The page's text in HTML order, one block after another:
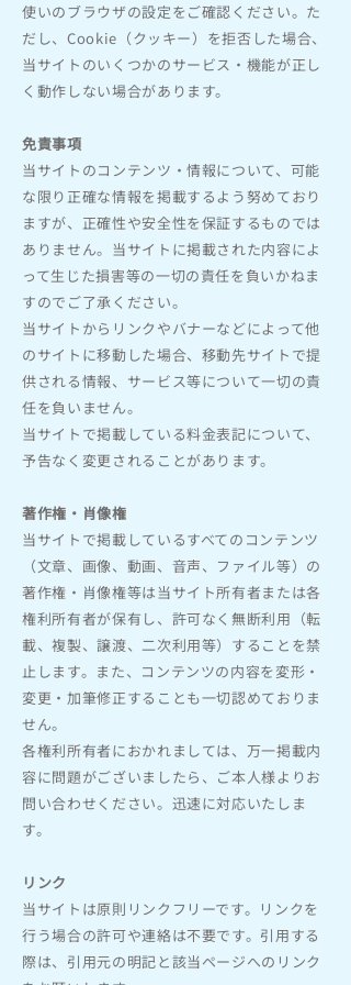
使いのブラウザの設定をご確認ください。た
だし、Cookie（クッキー）を拒否した場合、
当サイトのいくつかのサービス・機能が正し
く動作しない場合があります。
免責事項
当サイトのコンテンツ・情報について、可能
な限り正確な情報を掲載するよう努めており
ますが、正確性や安全性を保証するものでは
ありません。当サイトに掲載された内容によ
って生じた損害等の一切の責任を負いかねま
すのでご了承ください。
当サイトからリンクやバナーなどによって他
のサイトに移動した場合、移動先サイトで提
供される情報、サービス等について一切の責
任を負いません。
当サイトで掲載している料金表記について、
予告なく変更されることがあります。
著作権・肖像権
当サイトで掲載しているすべてのコンテンツ
（文章、画像、動画、音声、ファイル等）の
著作権・肖像権等は当サイト所有者または各
権利所有者が保有し、許可なく無断利用（転
載、複製、譲渡、二次利用等）することを禁
止します。また、コンテンツの内容を変形・
変更・加筆修正することも一切認めておりま
せん。
各権利所有者におかれましては、万一掲載内
容に問題がございましたら、ご本人様よりお
問い合わせください。迅速に対応いたしま
す。
リンク
当サイトは原則リンクフリーです。リンクを
行う場合の許可や連絡は不要です。引用する
際は、引用元の明記と該当ページへのリンク